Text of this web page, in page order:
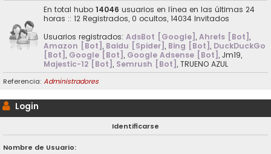
En total hubo 14046 usuarios en línea en las últimas 24
horas :: 12 Registrados, 0 ocultos, 14034 Invitados
Usuarios registrados: AdsBot [Google], Ahrefs [Bot],
Amazon [Bot], Baidu [Spider], Bing [Bot], DuckDuckGo
[Bot], Google [Bot], Google Adsense [Bot], Jm19,
Majestic-12 [Bot], Semrush [Bot], TRUENO AZUL
Referencia: Administradores
Login
Identificarse
Nombre de Usuario: